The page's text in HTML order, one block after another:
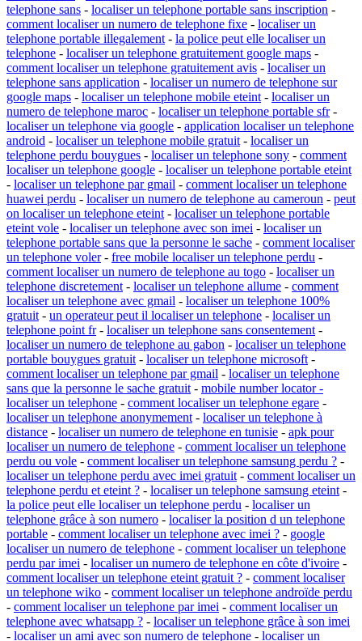
telephone sans - localiser un telephone portable sans inscription -
comment localiser un numero de telephone fixe - localiser un
telephone portable illegalement - la police peut elle localiser un
telephone - localiser un telephone gratuitement google maps -
comment localiser un telephone gratuitement avis - localiser un
telephone sans application - localiser un numero de telephone sur
google maps - localiser un telephone mobile eteint - localiser un
numero de telephone maroc - localiser un telephone portable sfr-
localiser un telephone via google - application localiser un telephone
android - localiser un telephone mobile gratuit - localiser un
telephone perdu bouygues - localiser un telephone sony - comment
localiser un telephone google - localiser un telephone portable eteint
- localiser un telephone par gmail - comment localiser un telephone
huawei perdu - localiser un numero de telephone au cameroun - peut
on localiser un telephone eteint - localiser un telephone portable
eteint vole - localiser un telephone avec son imei - localiser un
telephone portable sans que la personne le sache - comment localiser
un telephone voler- free mobile localiser un telephone perdu -
comment localiser un numero de telephone au togo - localiser un
telephone discretement - localiser un telephone allume - comment
localiser un telephone avec gmail - localiser un telephone 100%
gratuit - un operateur peut il localiser un telephone - localiser un
telephone point fr- localiser un telephone sans consentement -
localiser un numero de telephone au gabon - localiser un telephone
portable bouygues gratuit - localiser un telephone microsoft -
comment localiser un telephone par gmail - localiser un telephone
sans que la personne le sache gratuit - mobile number locator -
localiser un telephone - comment localiser un telephone egare -
localiser un telephone anonymement - localiser un telephone à
distance - localiser un numero de telephone en tunisie - apk pour
localiser un numero de telephone - comment localiser un telephone
perdu ou vole - comment localiser un telephone samsung perdu ? -
localiser un telephone perdu avec imei gratuit - comment localiser un
telephone perdu et eteint ? - localiser un telephone samsung eteint -
la police peut elle localiser un telephone perdu - localiser un
telephone grâce à son numero - localiser la position d un telephone
portable - comment localiser un telephone avec imei ? - google
localiser un numero de telephone - comment localiser un telephone
perdu par imei - localiser un numero de telephone en côte d'ivoire -
comment localiser un telephone eteint gratuit ? - comment localiser
un telephone wiko - comment localiser un telephone androïde perdu
- comment localiser un telephone par imei - comment localiser un
telephone avec whatsapp ? - localiser un telephone grâce à son imei
- localiser un ami avec son numero de telephone - localiser un